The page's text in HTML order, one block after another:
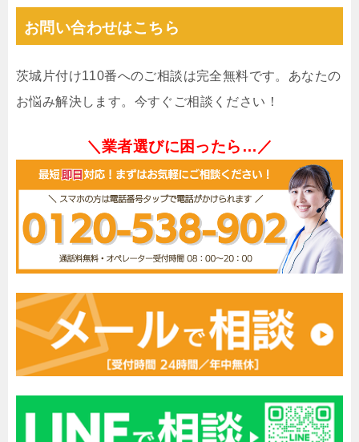
お問い合わせはこちら
茨城片付け110番へのご相談は完全無料です。あなたの
お悩み解決します。今すぐご相談ください！
＼業者選びに困ったら…／